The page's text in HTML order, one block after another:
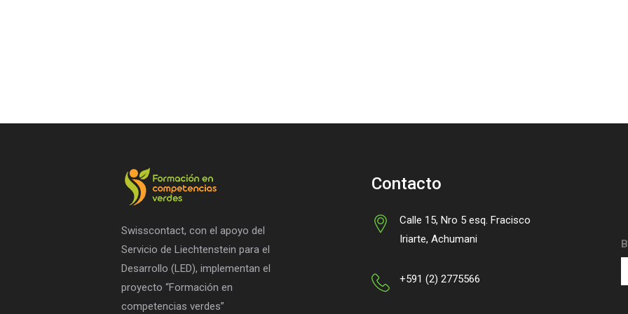
Swisscontact, con el apoyo del
Servicio de Liechtenstein para el
Desarrollo (LED), implementan el
proyecto “Formación en
competencias verdes”
Contacto
Calle 15, Nro 5 esq. Fracisco
Iriarte, Achumani
+591 (2) 2775566